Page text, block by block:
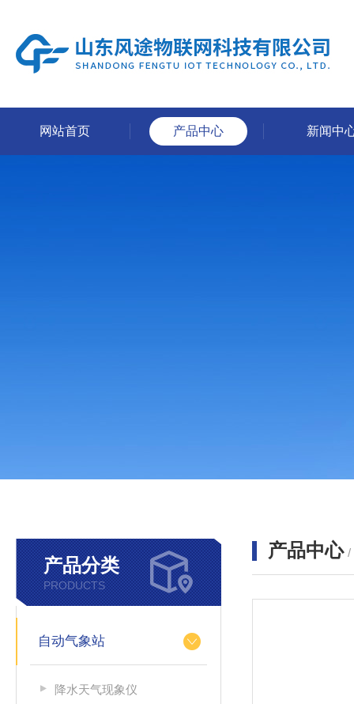
网站首页 产品中心 新闻中
产品分类
PRODUCTS
自动气象站
降水天气现象仪
产品中心 /